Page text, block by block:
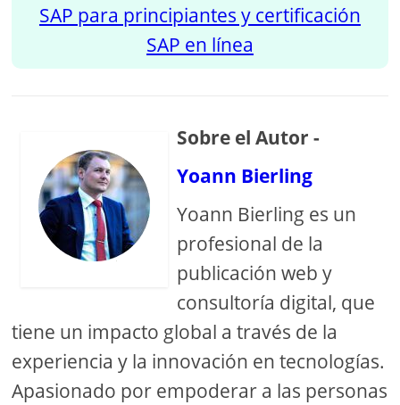
SAP para principiantes y certificación
SAP en línea
Sobre el Autor -
Yoann Bierling
Yoann Bierling es un
profesional de la
publicación web y
consultoría digital, que
tiene un impacto global a través de la
experiencia y la innovación en tecnologías.
Apasionado por empoderar a las personas